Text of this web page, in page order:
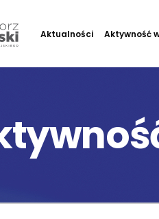
Aktualności Aktywność